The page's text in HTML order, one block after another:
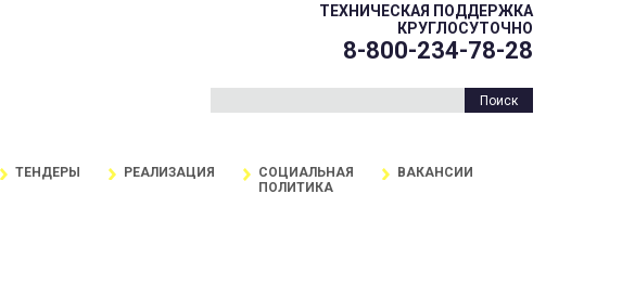
ТЕХНИЧЕСКАЯ ПОДДЕРЖКА
КРУГЛОСУТОЧНО
8-800-234-78-28
ТЕНДЕРЫ РЕАЛИЗАЦИЯ
СОЦИАЛЬНАЯ
ПОЛИТИКА
ВАКАНСИИ